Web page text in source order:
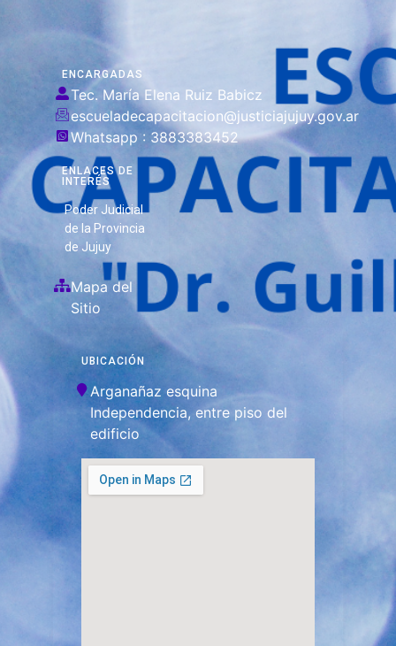
ENCARGADAS
Tec. María Elena Ruiz Babicz
escueladecapacitacion@justiciajujuy.gov.ar
Whatsapp : 3883383452
ENLACES DE
INTERÉS
Poder Judicial
de la Provincia
de Jujuy
Mapa del
Sitio
UBICACIÓN
Arganañaz esquina
Independencia, entre piso del
edificio